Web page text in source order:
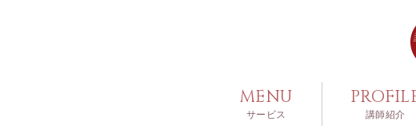
MENU
サービス 講師紹介